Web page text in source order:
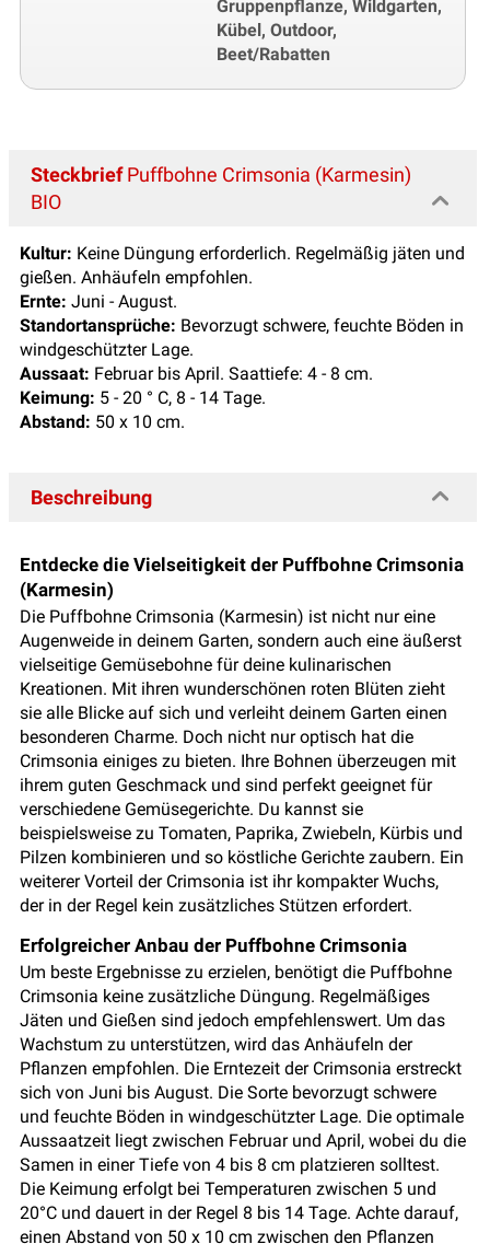
Gruppenpflanze, Wildgarten,
Kübel, Outdoor,
Beet/Rabatten
SteckbriefPuffbohne Crimsonia (Karmesin)
BIO
Kultur: Keine Düngung erforderlich. Regelmäßig jäten und
gießen. Anhäufeln empfohlen.
Ernte: Juni - August.
Standortansprüche: Bevorzugt schwere, feuchte Böden in
windgeschützter Lage.
Aussaat: Februar bis April. Saattiefe: 4 - 8 cm.
Keimung: 5 - 20 ° C, 8 - 14 Tage.
Abstand: 50 x 10 cm.
Beschreibung
Entdecke die Vielseitigkeit der Puffbohne Crimsonia
(Karmesin)
Die Puffbohne Crimsonia (Karmesin) ist nicht nur eine
Augenweide in deinem Garten, sondern auch eine äußerst
vielseitige Gemüsebohne für deine kulinarischen
Kreationen. Mit ihren wunderschönen roten Blüten zieht
sie alle Blicke auf sich und verleiht deinem Garten einen
besonderen Charme. Doch nicht nur optisch hat die
Crimsonia einiges zu bieten. Ihre Bohnen überzeugen mit
ihrem guten Geschmack und sind perfekt geeignet für
verschiedene Gemüsegerichte. Du kannst sie
beispielsweise zu Tomaten, Paprika, Zwiebeln, Kürbis und
Pilzen kombinieren und so köstliche Gerichte zaubern. Ein
weiterer Vorteil der Crimsonia ist ihr kompakter Wuchs,
der in der Regel kein zusätzliches Stützen erfordert.
Erfolgreicher Anbau der Puffbohne Crimsonia
Um beste Ergebnisse zu erzielen, benötigt die Puffbohne
Crimsonia keine zusätzliche Düngung. Regelmäßiges
Jäten und Gießen sind jedoch empfehlenswert. Um das
Wachstum zu unterstützen, wird das Anhäufeln der
Pflanzen empfohlen. Die Erntezeit der Crimsonia erstreckt
sich von Juni bis August. Die Sorte bevorzugt schwere
und feuchte Böden in windgeschützter Lage. Die optimale
Aussaatzeit liegt zwischen Februar und April, wobei du die
Samen in einer Tiefe von 4 bis 8 cm platzieren solltest.
Die Keimung erfolgt bei Temperaturen zwischen 5 und
20°C und dauert in der Regel 8 bis 14 Tage. Achte darauf,
einen Abstand von 50 x 10 cm zwischen den Pflanzen